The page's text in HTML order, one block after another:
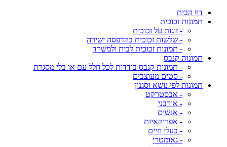
דף הבית
תמונות זכוכית
- זוגות על זכוכית
- שלשות זכוכית בהדפסה ישירה
- תמונות זכוכית לבית ולמשרד
תמונות קנבס
- תמונות קנבס בודדות לכל חלל עם או בלי מסגרת
- סטים מעוצבים
תמונות לפי נושא וסגנון
- אבסטרקט
- אורבני
- אנשים
- אפריקאיות
- בעלי חיים
- גאומטרי